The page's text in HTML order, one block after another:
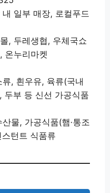
일부 매장, 로컬푸드
, 두레생협, 우체국쇼
온누리마켓
, 흰우유, 육류(국내
두부 등 신선 가공식품
물, 가공식품(햄·통조
턴트 식품류